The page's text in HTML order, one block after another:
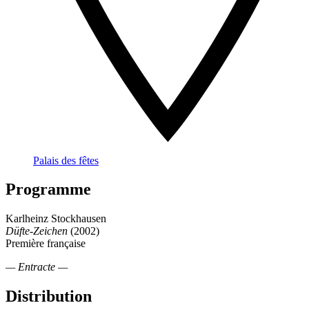
Palais des fêtes
Programme
Karlheinz Stockhausen
Düfte-Zeichen (2002)
Première française
— Entracte —
Distribution